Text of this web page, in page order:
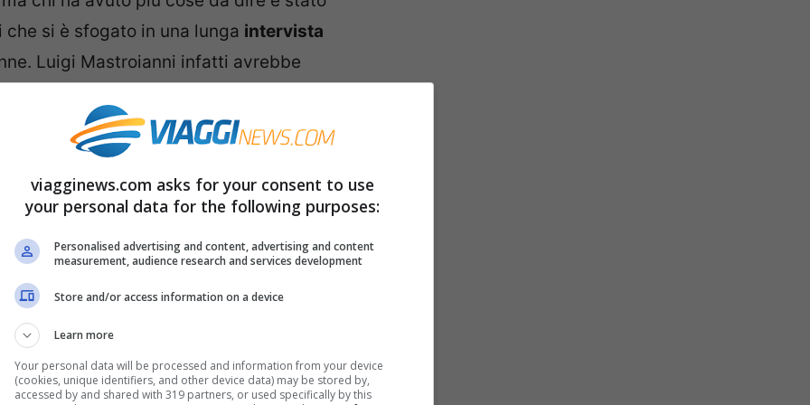
si è sfogato in una lunga intervista
Luigi Mastroianni infatti avrebbe
Affi Fella, descrivendo l’ex tronista di
già dai primi giorni dopo la scelta.
si sono lasciati dopo un mese di storia
“Sara non voleva dormire
a Uomini e Donneabbiano trascorso 48
viagginews.com asks for your consent to use
your personal data for the following purposes:
Personalised advertising and content, advertising and content
measurement, audience research and services development
Store and/or access information on a device
Learn more
Your personal data will be processed and information from your device
(cookies, unique identifiers, and other device data) may be stored by,
accessed by and shared with 319 partners, or used specifically by this